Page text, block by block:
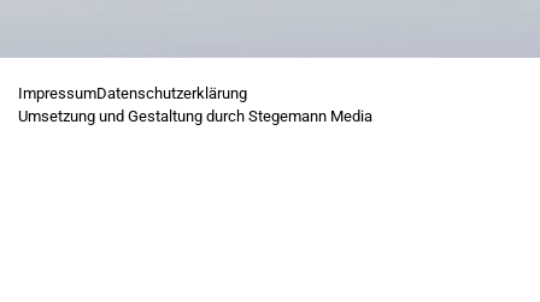
ImpressumDatenschutzerklärung
Umsetzung und Gestaltung durch Stegemann Media